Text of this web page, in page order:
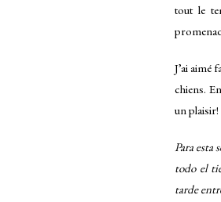
tout le
J’ai aimé
chiens.
un plaisir!
Para
todo el
tarde